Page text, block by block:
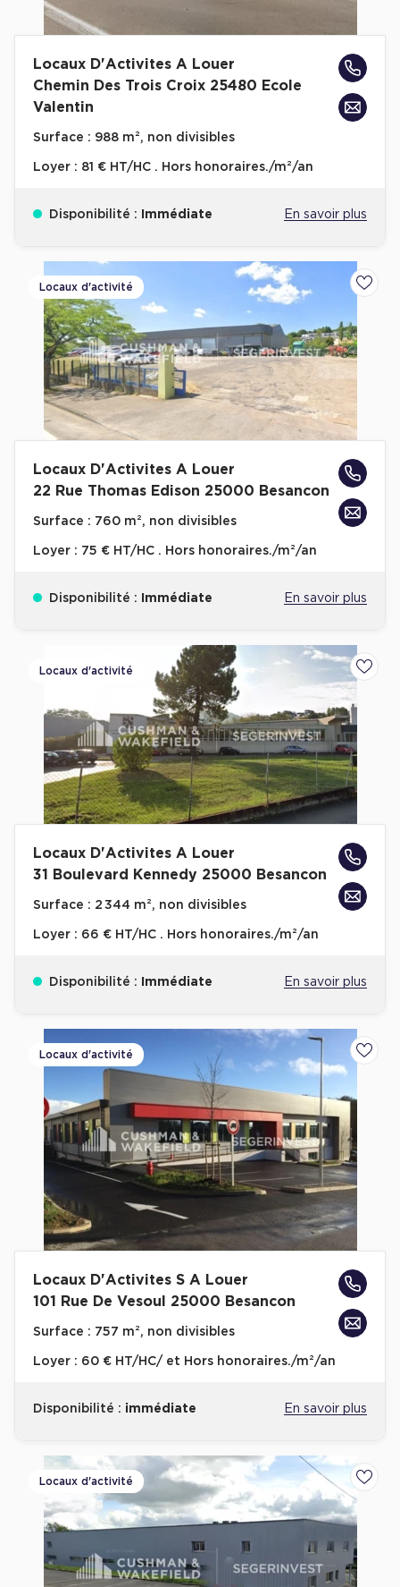
Locaux D'Activites A Louer
Chemin Des Trois Croix 25480 Ecole
Valentin
Surface : 988 m², non divisibles
Loyer : 81 € HT/HC . Hors honoraires./m²/an
Disponibilité : Immédiate En savoir plus
Locaux d'activité
Locaux D'Activites A Louer
22 Rue Thomas Edison 25000 Besancon
Surface : 760 m², non divisibles
Loyer : 75 € HT/HC . Hors honoraires./m²/an
Disponibilité : Immédiate En savoir plus
Locaux d'activité
Locaux D'Activites A Louer
31 Boulevard Kennedy 25000 Besancon
Surface : 2 344 m², non divisibles
Loyer : 66 € HT/HC . Hors honoraires./m²/an
Disponibilité : Immédiate En savoir plus
Locaux d'activité
Locaux D'Activites S A Louer
101 Rue De Vesoul 25000 Besancon
Surface : 757 m², non divisibles
Loyer : 60 € HT/HC/ et Hors honoraires./m²/an
Disponibilité : immédiate En savoir plus
Locaux d'activité